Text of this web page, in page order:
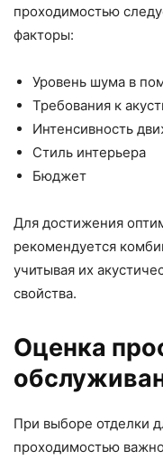
проходимостью
факторы:
Уровень шума в
Требования к
Интенсивность
Стиль интерьера
Бюджет
Для достижения
рекомендуется
учитывая их
свойства.
Оценка
При выборе отделки
проходимостью